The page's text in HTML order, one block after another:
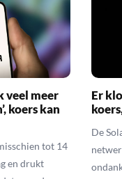
veel meer
koers kan
tot 14
en drukt
Er
De